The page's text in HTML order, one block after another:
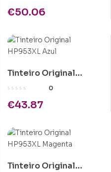
€50.06
Tinteiro Original
HP953XL Azul
0
€43.87
Tinteiro Original